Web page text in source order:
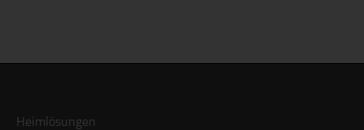
Heimlösungen